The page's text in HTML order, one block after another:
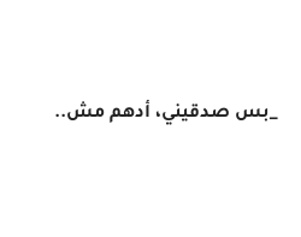
_بس صدقيني، أدهم مش..